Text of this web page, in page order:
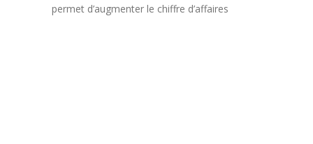
permet d’augmenter le chiffre d’affaires